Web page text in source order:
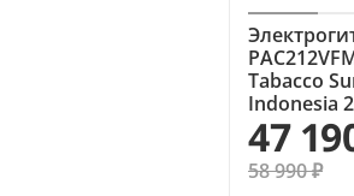
Tabacco
Indonesia
47
58 990 ₽